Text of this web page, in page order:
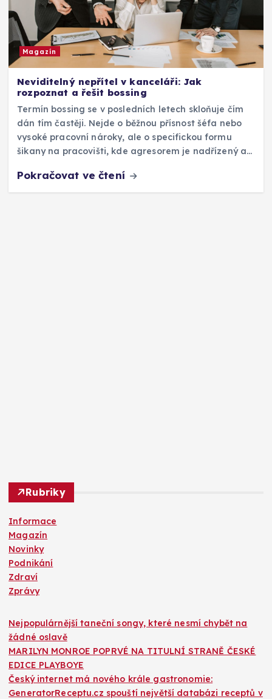
Magazín
Neviditelný nepřítel v kanceláři: Jak
rozpoznat a řešit bossing
Termín bossing se v posledních letech skloňuje čím
dán tím častěji. Nejde o běžnou přísnost šéfa nebo
vysoké pracovní nároky, ale o specifickou formu
šikany na pracovišti, kde agresorem je nadřízený a…
Pokračovat ve čtení
Rubriky
Informace
Magazín
Novinky
Podnikání
Zdraví
Zprávy
Nejpopulárnější taneční songy, které nesmí chybět na
žádné oslavě
MARILYN MONROE POPRVÉ NA TITULNÍ STRANĚ ČESKÉ
EDICE PLAYBOYE
Český internet má nového krále gastronomie:
GeneratorReceptu.cz spouští největší databázi receptů v